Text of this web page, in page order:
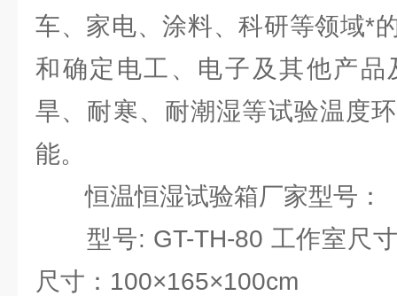
车、家电、涂料、科研等领域*
和确定电工、电子及其他产品
旱、耐寒、耐潮湿等试验温度
能。
恒温恒湿试验箱厂家型号：
型号: GT-TH-80 工作室尺寸
尺寸：100×165×100cm